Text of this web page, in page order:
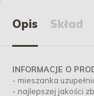
Opis Skład
INFORMACJE O
- mieszanka
- najlepszej jakości